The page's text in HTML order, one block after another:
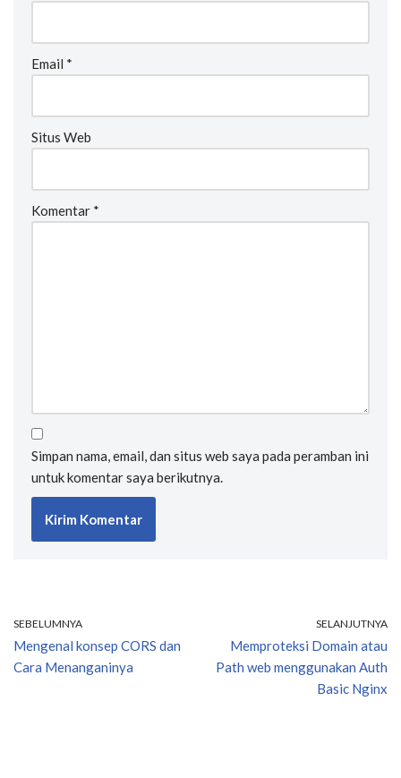
Email *
Situs Web
Komentar *
Simpan nama, email, dan situs web saya pada peramban ini
untuk komentar saya berikutnya.
SEBELUMNYA
Mengenal konsep CORS dan
Cara Menanganinya
SELANJUTNYA
Memproteksi Domain atau
Path web menggunakan Auth
Basic Nginx